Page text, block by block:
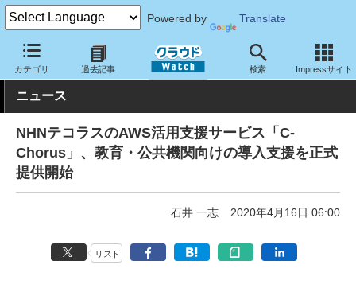
Powered by Translate
カテゴリ 過去記事 検索 Impressサイト
クラウド Watch サービス・ソフト サービス 運用・監視
ニュース
NHNテコラスのAWS活用支援サービス「C-
Chorus」、教育・公共機関向けの導入支援を正式
提供開始
石井 一志 2020年4月16日 06:00
リスト